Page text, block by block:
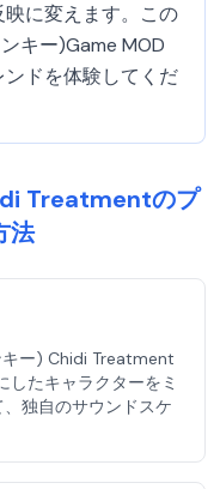
に変えます。この
キー)Game MOD
ドを体験してくだ
Treatmentのプ
法
ー) Chidi Treatment
したキャラクターをミ
独自のサウンドスケ